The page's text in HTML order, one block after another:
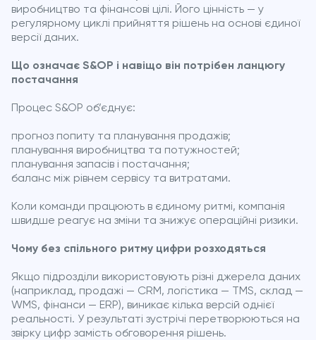
виробництво та фінансові цілі. Його цінність — у
регулярному циклі прийняття рішень на основі єдиної
версії даних.
Що означає S&OP і навіщо він потрібен ланцюгу
постачання
Процес S&OP об’єднує:
прогноз попиту та планування продажів;
планування виробництва та потужностей;
планування запасів і постачання;
баланс між рівнем сервісу та витратами.
Коли команди працюють в єдиному ритмі, компанія
швидше реагує на зміни та знижує операційні ризики.
Чому без спільного ритму цифри розходяться
Якщо підрозділи використовують різні джерела даних
(наприклад, продажі — CRM, логістика — TMS, склад —
WMS, фінанси — ERP), виникає кілька версій однієї
реальності. У результаті зустрічі перетворюються на
звірку цифр замість обговорення рішень.